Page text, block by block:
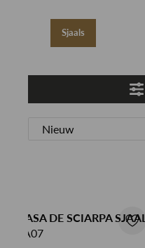
Sjaals
CASA DE SCIARPA SJAAL
FA07